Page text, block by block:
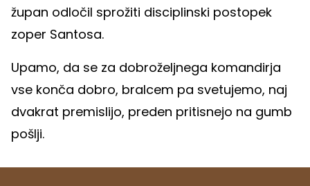
župan odločil sprožiti disciplinski postopek
zoper Santosa.
Upamo, da se za dobroželjnega komandirja
vse konča dobro, bralcem pa svetujemo, naj
dvakrat premislijo, preden pritisnejo na gumb
pošlji.